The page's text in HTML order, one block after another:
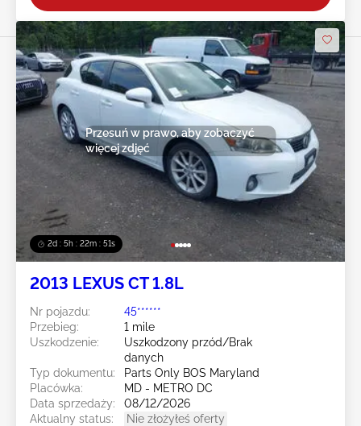
2d : 5h : 22m : 49s
Przesuń w prawo, aby zobaczyć
więcej zdjęć
2013 LEXUS CT 1.8L
Nr pojazdu:
45******
Przebieg:
1 mile
Uszkodzenie:
Uszkodzony przód/Brak
danych
Typ dokumentu:
Parts Only BOS Maryland
Placówka:
MD - METRO DC
Data sprzedaży:
08/12/2026
Aktualny status:
Nie złożyłeś oferty